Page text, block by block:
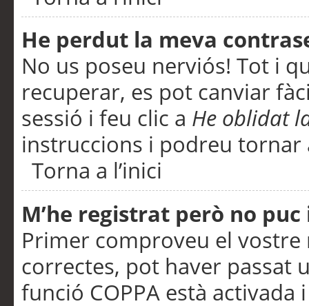
He perdut la meva
No us poseu nerviós! Tot i
recuperar, es pot canviar
sessió i feu clic a He oblidat
instruccions i podreu tornar
Torna a l’inici
M’he registrat però no
Primer comproveu el vostre
correctes, pot haver passat
funció COPPA està